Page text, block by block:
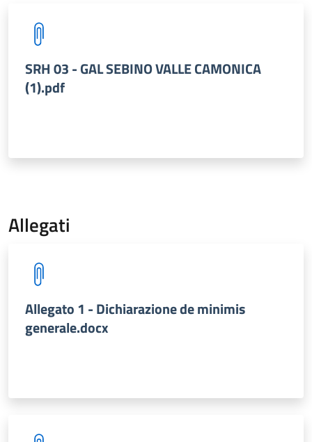
SRH 03 - GAL SEBINO VALLE CAMONICA
(1).pdf
Allegati
Allegato 1 - Dichiarazione de minimis
generale.docx